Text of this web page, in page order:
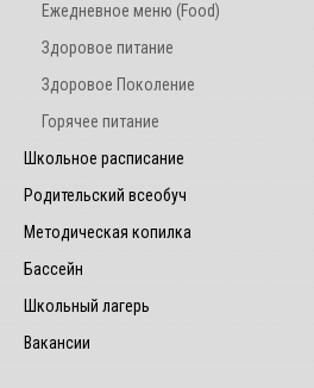
Ежедневное меню (Food)
Здоровое питание
Здоровое Поколение
Горячее питание
Школьное расписание
Родительский всеобуч
Методическая копилка
Бассейн
Школьный лагерь
Вакансии